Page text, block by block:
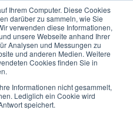
Ihrem Computer. Diese Cookies
darüber zu sammeln, wie Sie
verwenden diese Informationen,
unsere Webseite anhand Ihrer
Analysen und Messungen zu
und anderen Medien. Weitere
Cookies finden Sie in
Informationen nicht gesammelt,
Lediglich ein Cookie wird
speichert.
User
account
menu
User
Header
Produktsuche Kontakt